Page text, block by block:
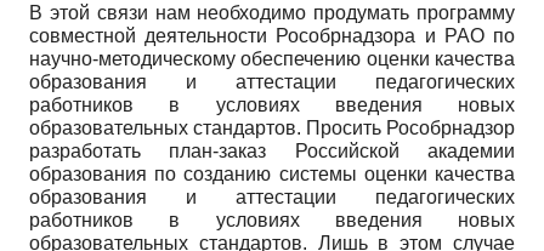
В этой связи нам необходимо продумать программу
совместной деятельности Рособрнадзора и РАО по
научно-методическому обеспечению оценки качества
образования и аттестации педагогических
работников в условиях введения новых
образовательных стандартов. Просить Рособрнадзор
разработать план-заказ Российской академии
образования по созданию системы оценки качества
образования и аттестации педагогических
работников в условиях введения новых
образовательных стандартов. Лишь в этом случае